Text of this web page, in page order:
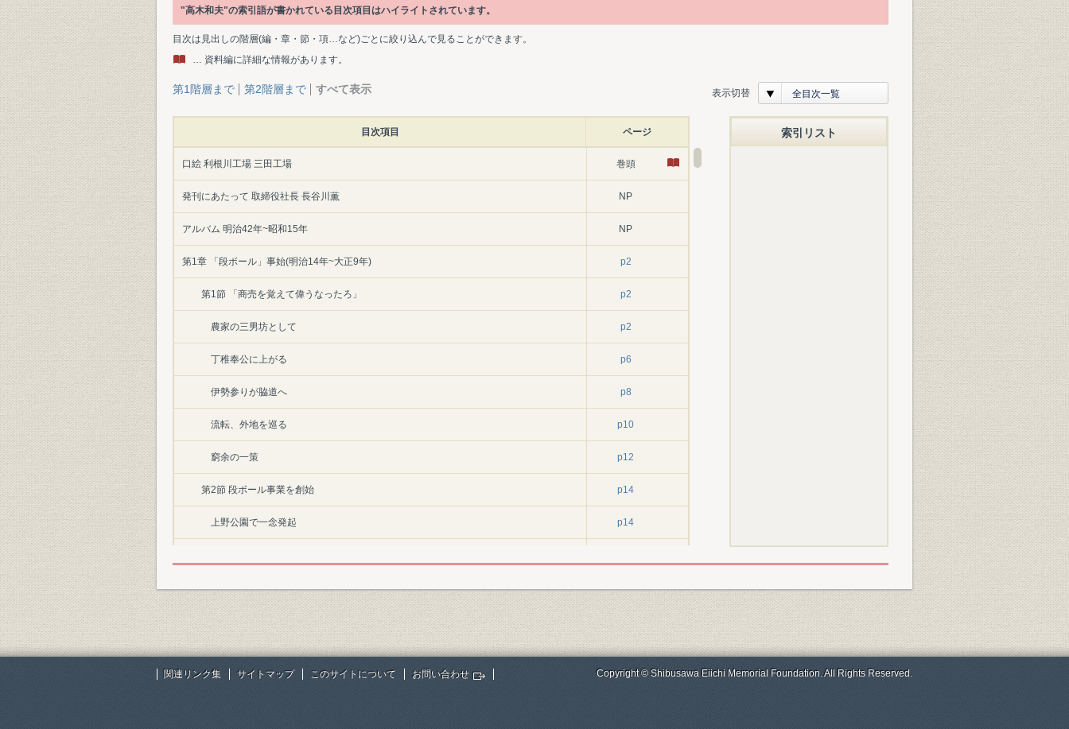
"高木和夫"の索引語が書かれている目次項目はハイライトされています。
目次は見出しの階層(編・章・節・項…など)ごとに絞り込んで見ることができます。
… 資料編に詳細な情報があります。
第1階層まで 第2階層まで すべて表示 表示切替 全目次一覧
目次項目 ページ
口絵 利根川工場 三田工場 巻頭
発刊にあたって 取締役社長 長谷川薫 NP
アルバム 明治42年~昭和15年 NP
第1章 「段ボール」事始(明治14年~大正9年) p2
第1節 「商売を覚えて偉うなったろ」 p2
農家の三男坊として p2
丁稚奉公に上がる p6
伊勢参りが脇道へ p8
流転、外地を巡る p10
窮余の一策 p12
第2節 段ボール事業を創始 p14
上野公園で一念発起 p14
三盛舎を興す p18
苦闘のすえに「段」を完成 p20
「段ボール」と命名 p22
索引リスト
関連リンク集 サイトマップ このサイトについて お問い合わせ Copyright © Shibusawa Eiichi Memorial Foundation. All Rights Reserved.